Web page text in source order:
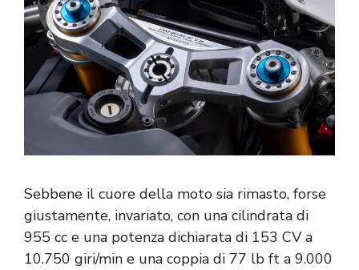
Sebbene il cuore della moto sia rimasto, forse
giustamente, invariato, con una cilindrata di
955 cc e una potenza dichiarata di 153 CV a
10.750 giri/min e una coppia di 77 lb ft a 9.000